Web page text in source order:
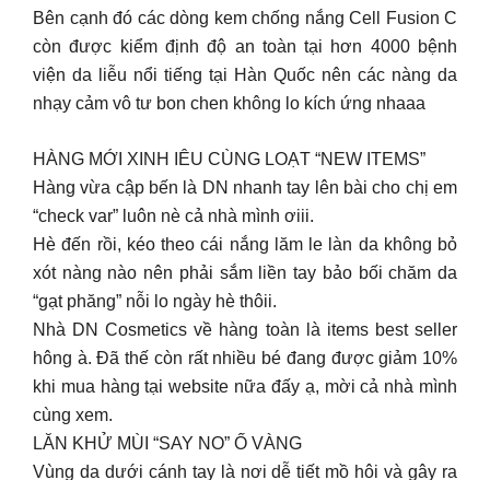
Bên cạnh đó các dòng kem chống nắng Cell Fusion C
còn được kiểm định độ an toàn tại hơn 4000 bệnh
viện da liễu nổi tiếng tại Hàn Quốc nên các nàng da
nhạy cảm vô tư bon chen không lo kích ứng nhaaa
HÀNG MỚI XINH IÊU CÙNG LOẠT “NEW ITEMS”
Hàng vừa cập bến là DN nhanh tay lên bài cho chị em
“check var” luôn nè cả nhà mình ơiii.
Hè đến rồi, kéo theo cái nắng lăm le làn da không bỏ
xót nàng nào nên phải sắm liền tay bảo bối chăm da
“gạt phăng” nỗi lo ngày hè thôii.
Nhà DN Cosmetics về hàng toàn là items best seller
hông à. Đã thế còn rất nhiều bé đang được giảm 10%
khi mua hàng tại website nữa đấy ạ, mời cả nhà mình
cùng xem.
LĂN KHỬ MÙI “SAY NO” Ố VÀNG
Vùng da dưới cánh tay là nơi dễ tiết mồ hôi và gây ra